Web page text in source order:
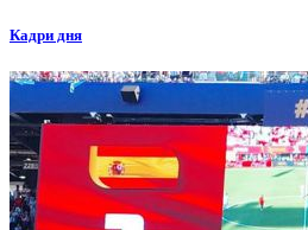
Кадри дня